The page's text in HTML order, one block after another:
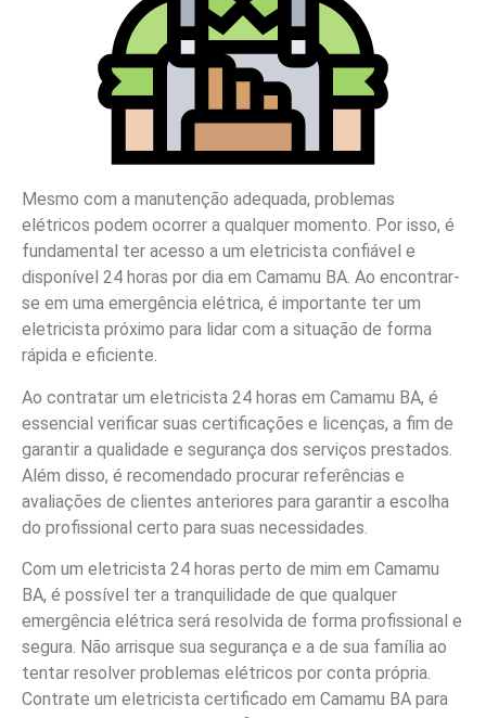
Mesmo com a manutenção adequada, problemas
elétricos podem ocorrer a qualquer momento. Por isso, é
fundamental ter acesso a um eletricista confiável e
disponível 24 horas por dia em Camamu BA. Ao encontrar-
se em uma emergência elétrica, é importante ter um
eletricista próximo para lidar com a situação de forma
rápida e eficiente.
Ao contratar um eletricista 24 horas em Camamu BA, é
essencial verificar suas certificações e licenças, a fim de
garantir a qualidade e segurança dos serviços prestados.
Além disso, é recomendado procurar referências e
avaliações de clientes anteriores para garantir a escolha
do profissional certo para suas necessidades.
Com um eletricista 24 horas perto de mim em Camamu
BA, é possível ter a tranquilidade de que qualquer
emergência elétrica será resolvida de forma profissional e
segura. Não arrisque sua segurança e a de sua família ao
tentar resolver problemas elétricos por conta própria.
Contrate um eletricista certificado em Camamu BA para